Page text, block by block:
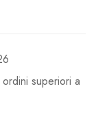
superiori a